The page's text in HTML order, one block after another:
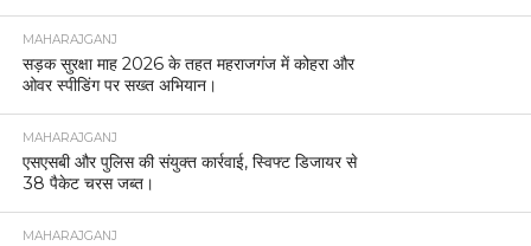
MAHARAJGANJ
सड़क सुरक्षा माह 2026 के तहत महराजगंज में कोहरा और
ओवर स्पीडिंग पर सख्त अभियान।
MAHARAJGANJ
एसएसबी और पुलिस की संयुक्त कार्रवाई, स्विफ्ट डिजायर से
38 पैकेट चरस जब्त।
MAHARAJGANJ